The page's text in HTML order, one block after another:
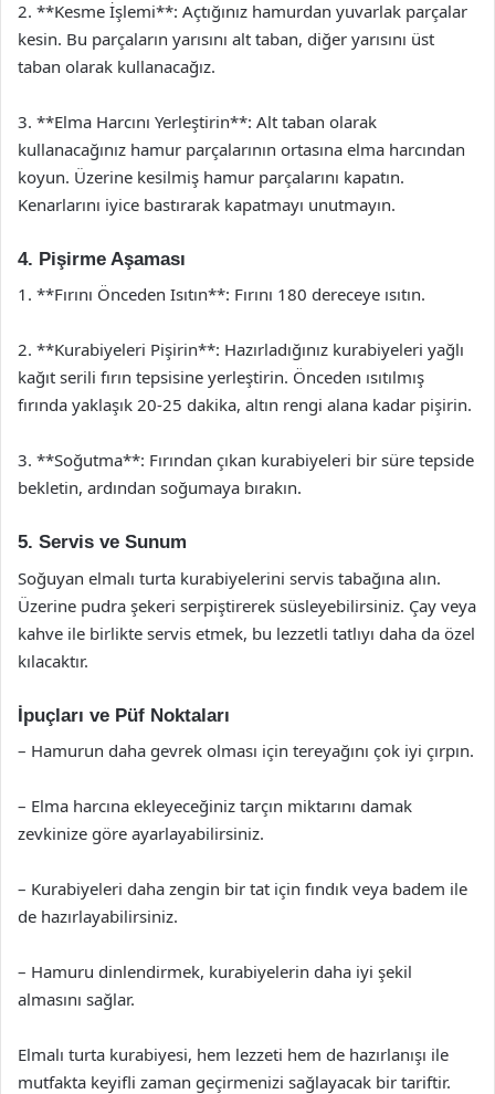
2. **Kesme İşlemi**: Açtığınız hamurdan yuvarlak parçalar
kesin. Bu parçaların yarısını alt taban, diğer yarısını üst
taban olarak kullanacağız.
3. **Elma Harcını Yerleştirin**: Alt taban olarak
kullanacağınız hamur parçalarının ortasına elma harcından
koyun. Üzerine kesilmiş hamur parçalarını kapatın.
Kenarlarını iyice bastırarak kapatmayı unutmayın.
4. Pişirme Aşaması
1. **Fırını Önceden Isıtın**: Fırını 180 dereceye ısıtın.
2. **Kurabiyeleri Pişirin**: Hazırladığınız kurabiyeleri yağlı
kağıt serili fırın tepsisine yerleştirin. Önceden ısıtılmış
fırında yaklaşık 20-25 dakika, altın rengi alana kadar pişirin.
3. **Soğutma**: Fırından çıkan kurabiyeleri bir süre tepside
bekletin, ardından soğumaya bırakın.
5. Servis ve Sunum
Soğuyan elmalı turta kurabiyelerini servis tabağına alın.
Üzerine pudra şekeri serpiştirerek süsleyebilirsiniz. Çay veya
kahve ile birlikte servis etmek, bu lezzetli tatlıyı daha da özel
kılacaktır.
İpuçları ve Püf Noktaları
– Hamurun daha gevrek olması için tereyağını çok iyi çırpın.
– Elma harcına ekleyeceğiniz tarçın miktarını damak
zevkinize göre ayarlayabilirsiniz.
– Kurabiyeleri daha zengin bir tat için fındık veya badem ile
de hazırlayabilirsiniz.
– Hamuru dinlendirmek, kurabiyelerin daha iyi şekil
almasını sağlar.
Elmalı turta kurabiyesi, hem lezzeti hem de hazırlanışı ile
mutfakta keyifli zaman geçirmenizi sağlayacak bir tariftir.